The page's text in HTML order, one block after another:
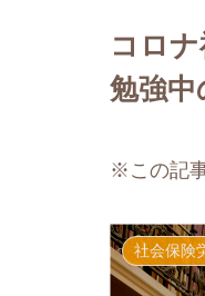
コロ
勉強中
※この記
社会保険